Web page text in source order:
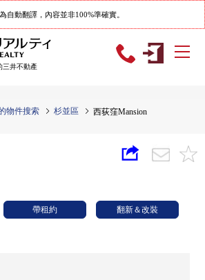
自動翻譯，內容並非100%準確實。
三井不動產
物件搜索 杉並區 西荻窪Mansion
帶租約 翻新＆改裝